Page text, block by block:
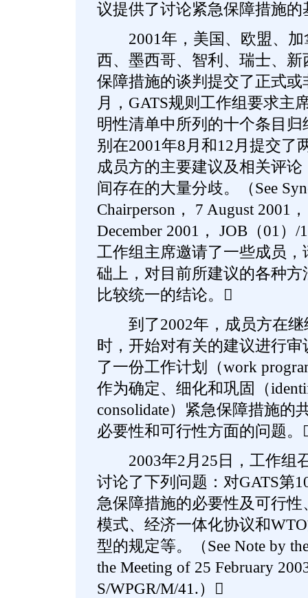
议提供了讨论紧急保障措施的
2001年，美国、欧盟、加
西、墨西哥、智利、瑞士、
保障措施的谈判提交了正式或
月，GATS规则工作组要求主
明性清单中所列的十个条目
别在2001年8月和12月提交了
成员方的主要建议及相关评
间存在的大量分歧。（See
Chairperson， 7 August 2001
December 2001， JOB（01）
工作组主席邀请了一些成员
础上，对目前所建议的各种
比较统一的结论。
到了2002年，成员方在继
时，开始对有关的建议进行
了一份工作计划（work
作为确定、细化和巩固（
consolidate）紧急保障措施的
必要性和可行性方面的问题。
2003年2月25日，工作组
讨论了下列问题：对GATS第
急保障措施的必要性及可行
模式、经济一体化协议和
型的规定等。（See Note by
the Meeting of 25 February
S/WPGR/M/41.）